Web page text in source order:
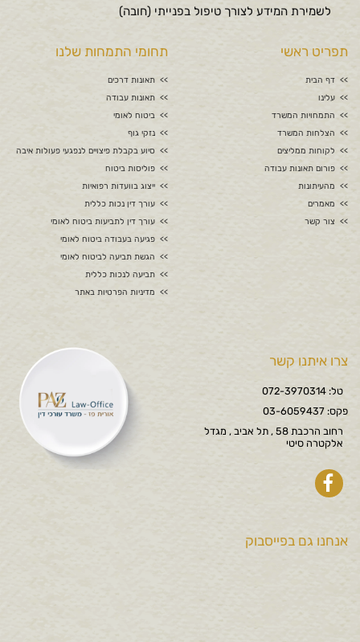
לשמירת המידע לצורך טיפול בפנייתי (חובה)
תפריט ראשי
דף הבית
עלינו
התמחויות המשרד
הצלחות המשרד
לקוחות ממליצים
פורום תאונות עבודה
מהעיתונות
מאמרים
צור קשר
תחומי התמחות שלנו
תאונות דרכים
תאונות עבודה
ביטוח לאומי
נזקי גוף
סיוע בקבלת פיצויים לנפגעי פעולות איבה
פוליסות ביטוח
ייצוג בוועדות רפואיות
עורך דין נכות כללית
עורך דין לתביעות ביטוח לאומי
פגיעה בעבודה ביטוח לאומי
הגשת תביעה לביטוח לאומי
תביעה לנכות כללית
מדיניות הפרטיות באתר
צרו איתנו קשר
טל: 072-3970314
פקס: 03-6059437
רחוב הרכבת 58 , תל אביב , מגדל
אלקטרה סיטי
אנחנו גם בפייסבוק